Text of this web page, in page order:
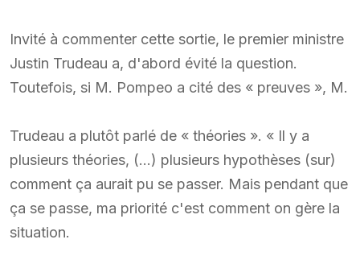
Invité à commenter cette sortie, le premier ministre
Justin Trudeau a, d'abord évité la question.
Toutefois, si M. Pompeo a cité des « preuves », M.
Trudeau a plutôt parlé de « théories ». « Il y a
plusieurs théories, (…) plusieurs hypothèses (sur)
comment ça aurait pu se passer. Mais pendant que
ça se passe, ma priorité c'est comment on gère la
situation.